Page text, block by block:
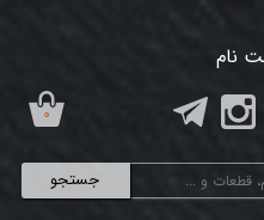
جستجو
نام
۰